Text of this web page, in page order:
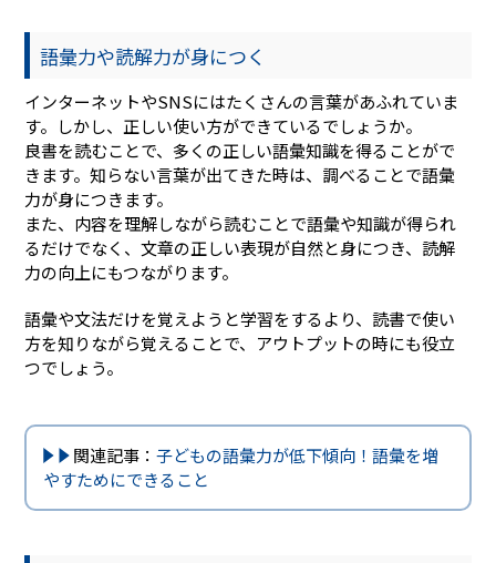
語彙力や読解力が身につく
インターネットやSNSにはたくさんの言葉があふれていま
す。しかし、正しい使い方ができているでしょうか。
良書を読むことで、多くの正しい語彙知識を得ることがで
きます。知らない言葉が出てきた時は、調べることで語彙
力が身につきます。
また、内容を理解しながら読むことで語彙や知識が得られ
るだけでなく、文章の正しい表現が自然と身につき、読解
力の向上にもつながります。
語彙や文法だけを覚えようと学習をするより、読書で使い
方を知りながら覚えることで、アウトプットの時にも役立
つでしょう。
関連記事：子どもの語彙力が低下傾向！語彙を増
やすためにできること